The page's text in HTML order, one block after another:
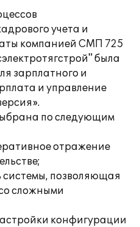
учета и
компанией СМП 725
была
зарплатного и
и управление
по следующим
отражение
системы, позволяющая
сложными
конфигурации